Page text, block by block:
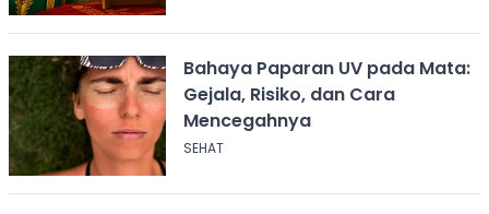
Bahaya Paparan UV pada Mata:
Gejala, Risiko, dan Cara
Mencegahnya
SEHAT